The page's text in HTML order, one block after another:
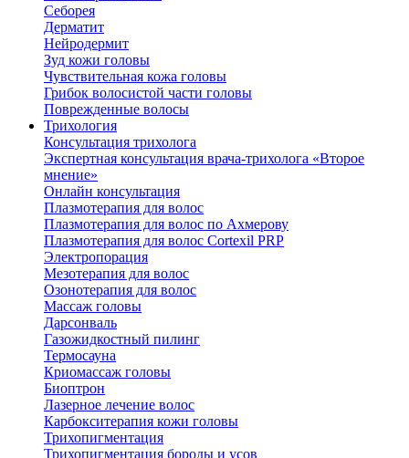
Cеборея
Дерматит
Нейродермит
Зуд кожи головы
Чувствительная кожа головы
Грибок волосистой части головы
Поврежденные волосы
Трихология
Консультация трихолога
Экспертная консультация врача-трихолога «Второе
мнение»
Онлайн консультация
Плазмотерапия для волос
Плазмотерапия для волос по Ахмерову
Плазмотерапия для волос Cortexil PRP
Электропорация
Мезотерапия для волос
Озонотерапия для волос
Массаж головы
Дарсонваль
Газожидкостный пилинг
Термосауна
Криомассаж головы
Биоптрон
Лазерное лечение волос
Карбокситерапия кожи головы
Трихопигментация
Трихопигментация бороды и усов